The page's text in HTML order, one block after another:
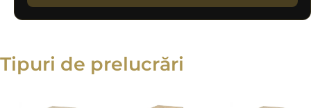
Tipuri de prelucrări